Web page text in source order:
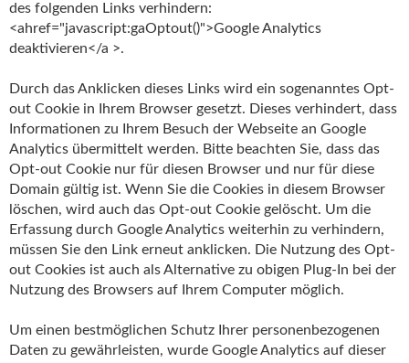
des folgenden Links verhindern:
<ahref="javascript:gaOptout()">Google Analytics
deaktivieren</a >.
Durch das Anklicken dieses Links wird ein sogenanntes Opt-
out Cookie in Ihrem Browser gesetzt. Dieses verhindert, dass
Informationen zu Ihrem Besuch der Webseite an Google
Analytics übermittelt werden. Bitte beachten Sie, dass das
Opt-out Cookie nur für diesen Browser und nur für diese
Domain gültig ist. Wenn Sie die Cookies in diesem Browser
löschen, wird auch das Opt-out Cookie gelöscht. Um die
Erfassung durch Google Analytics weiterhin zu verhindern,
müssen Sie den Link erneut anklicken. Die Nutzung des Opt-
out Cookies ist auch als Alternative zu obigen Plug-In bei der
Nutzung des Browsers auf Ihrem Computer möglich.
Um einen bestmöglichen Schutz Ihrer personenbezogenen
Daten zu gewährleisten, wurde Google Analytics auf dieser